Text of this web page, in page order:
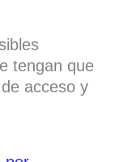
tengan que
acceso y